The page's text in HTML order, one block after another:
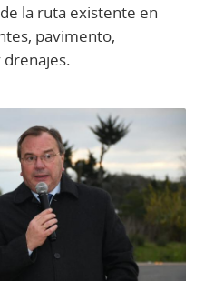
la ruta existente en
pavimento,
drenajes.